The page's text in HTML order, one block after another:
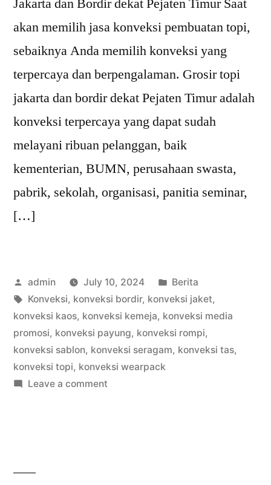
akan memilih jasa konveksi pembuatan topi,
sebaiknya Anda memilih konveksi yang
terpercaya dan berpengalaman. Grosir topi
jakarta dan bordir dekat Pejaten Timur adalah
konveksi terpercaya yang dapat sudah
melayani ribuan pelanggan, baik
kementerian, BUMN, perusahaan swasta,
pabrik, sekolah, organisasi, panitia seminar,
[…]
Posted
by
admin July 10, 2024
Posted
in
Berita
Tags:
Konveksi, konveksi bordir, konveksi jaket,
konveksi kaos, konveksi kemeja, konveksi media
promosi, konveksi payung, konveksi rompi,
konveksi sablon, konveksi seragam, konveksi tas,
konveksi topi, konveksi wearpack
Leave a commenton